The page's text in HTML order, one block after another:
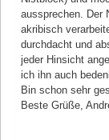
aussprechen. Der
akribisch
durchdacht und
jeder Hinsicht
ich ihn auch
Bin schon sehr
Beste Grüße,